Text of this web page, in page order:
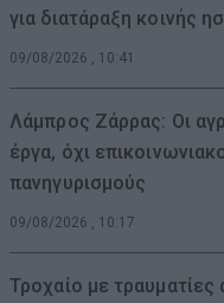
για διατάραξη κοινής
09/08/2026 , 10:41
Λάμπρος Ζάρρας: Οι
έργα, όχι
πανηγυρισμούς
09/08/2026 , 10:17
Τροχαίο με τραυματίες